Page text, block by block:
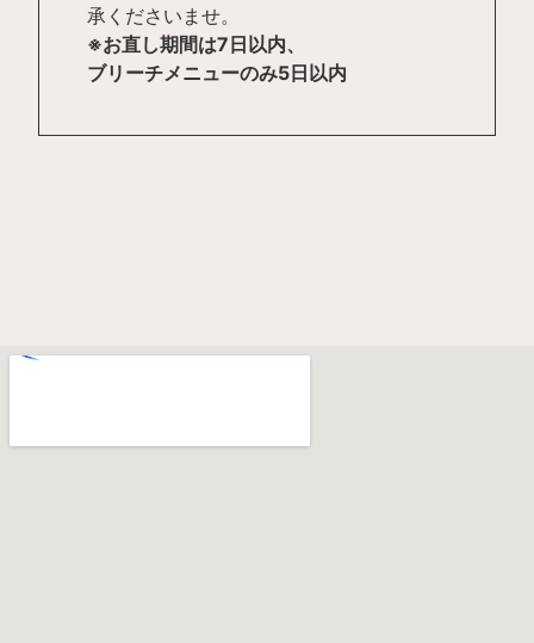
承くださいませ。
※お直し期間は7日以内、
ブリーチメニューのみ5日以内